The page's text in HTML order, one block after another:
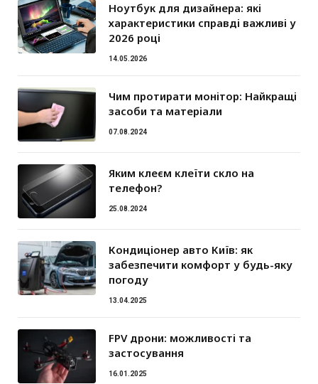
Ноутбук для дизайнера: які
характеристики справді важливі у
2026 році
14.05.2026
Чим протирати монітор: Найкращі
засоби та матеріали
07.08.2024
Яким клеєм клеїти скло на
телефон?
25.08.2024
Кондиціонер авто Київ: як
забезпечити комфорт у будь-яку
погоду
13.04.2025
FPV дрони: можливості та
застосування
16.01.2025